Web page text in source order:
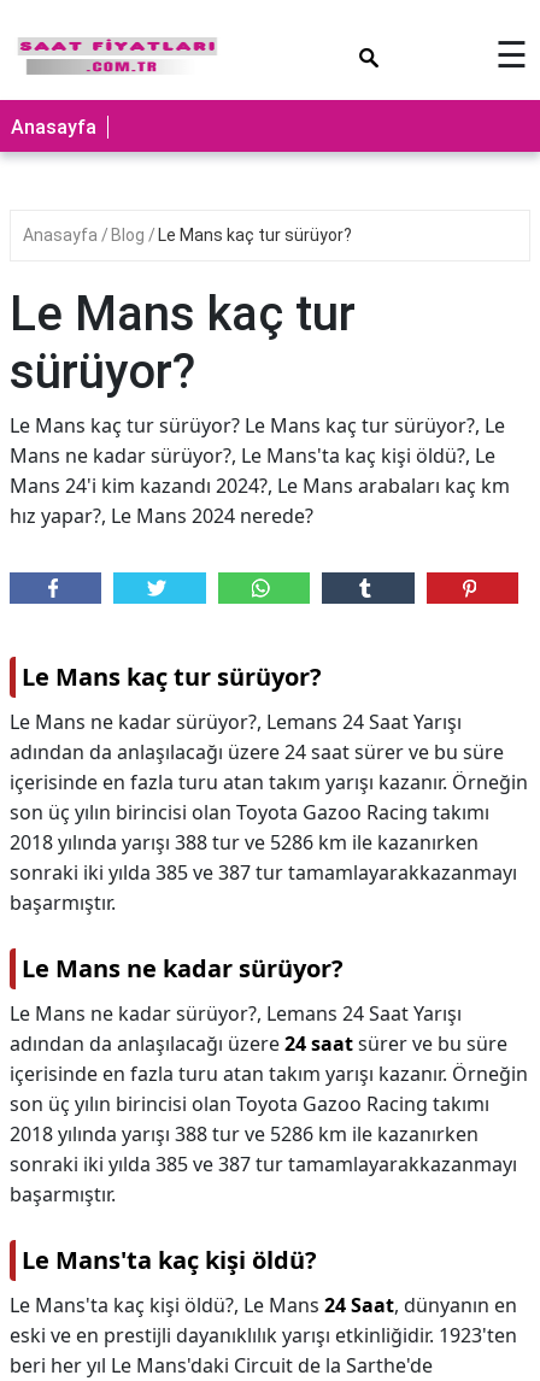
☰
Anasayfa
Anasayfa Blog Le Mans kaç tur sürüyor?
Le Mans kaç tur
sürüyor?
Le Mans kaç tur sürüyor? Le Mans kaç tur sürüyor?, Le
Mans ne kadar sürüyor?, Le Mans'ta kaç kişi öldü?, Le
Mans 24'i kim kazandı 2024?, Le Mans arabaları kaç km
hız yapar?, Le Mans 2024 nerede?
Le Mans kaç tur sürüyor?
Le Mans ne kadar sürüyor?, Lemans 24 Saat Yarışı
adından da anlaşılacağı üzere 24 saat sürer ve bu süre
içerisinde en fazla turu atan takım yarışı kazanır. Örneğin
son üç yılın birincisi olan Toyota Gazoo Racing takımı
2018 yılında yarışı 388 tur ve 5286 km ile kazanırken
sonraki iki yılda 385 ve 387 tur tamamlayarakkazanmayı
başarmıştır.
Le Mans ne kadar sürüyor?
Le Mans ne kadar sürüyor?, Lemans 24 Saat Yarışı
adından da anlaşılacağı üzere24 saatsürer ve bu süre
içerisinde en fazla turu atan takım yarışı kazanır. Örneğin
son üç yılın birincisi olan Toyota Gazoo Racing takımı
2018 yılında yarışı 388 tur ve 5286 km ile kazanırken
sonraki iki yılda 385 ve 387 tur tamamlayarakkazanmayı
başarmıştır.
Le Mans'ta kaç kişi öldü?
Le Mans'ta kaç kişi öldü?, Le Mans 24 Saat, dünyanın en
eski ve en prestijli dayanıklılık yarışı etkinliğidir. 1923'ten
beri her yıl Le Mans'daki Circuit de la Sarthe'de